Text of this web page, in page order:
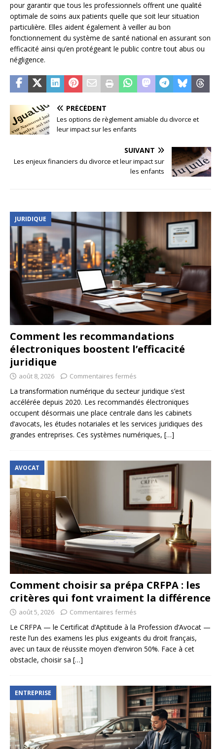
pour garantir que tous les professionnels offrent une qualité
optimale de soins aux patients quelle que soit leur situation
particulière. Elles aident également à veiller au bon
fonctionnement du système de santé national en assurant son
efficacité ainsi qu’en protégeant le public contre tout abus ou
négligence.
PRÉCÉDENT
Les options de règlement amiable du divorce et
leur impact sur les enfants
SUIVANT
Les enjeux financiers du divorce et leur impact sur
les enfants
JURIDIQUE
Comment les recommandations
électroniques boostent l’efficacité
juridique
août 8, 2026 Commentaires fermés
La transformation numérique du secteur juridique s’est
accélérée depuis 2020. Les recommandés électroniques
occupent désormais une place centrale dans les cabinets
d’avocats, les études notariales et les services juridiques des
grandes entreprises. Ces systèmes numériques, […]
AVOCAT
Comment choisir sa prépa CRFPA : les
critères qui font vraiment la différence
août 5, 2026 Commentaires fermés
Le CRFPA — le Certificat d’Aptitude à la Profession d’Avocat —
reste l’un des examens les plus exigeants du droit français,
avec un taux de réussite moyen d’environ 50%. Face à cet
obstacle, choisir sa […]
ENTREPRISE